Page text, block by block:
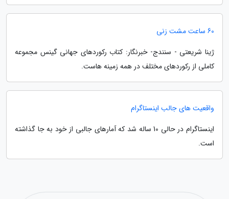
60 ساعت مشت زنی
ژینا شریعتی - سنندج- خبرنگار: کتاب رکوردهای جهانی گینس مجموعه
کاملی از رکوردهای مختلف در همه زمینه هاست.
واقعیت های جالب اینستاگرام
اینستاگرام در حالی 10 ساله شد که آمارهای جالبی از خود به جا گذاشته
است.